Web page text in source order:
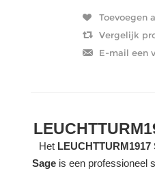
Het
Sageis een professioneel